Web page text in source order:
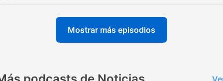
un eclipse se produz cuando deixamos de ver o sol,
isso chamamos de eclipse de sol, Porque a luna se
interpõe entre o sol e nós.
Mostrar más episodios